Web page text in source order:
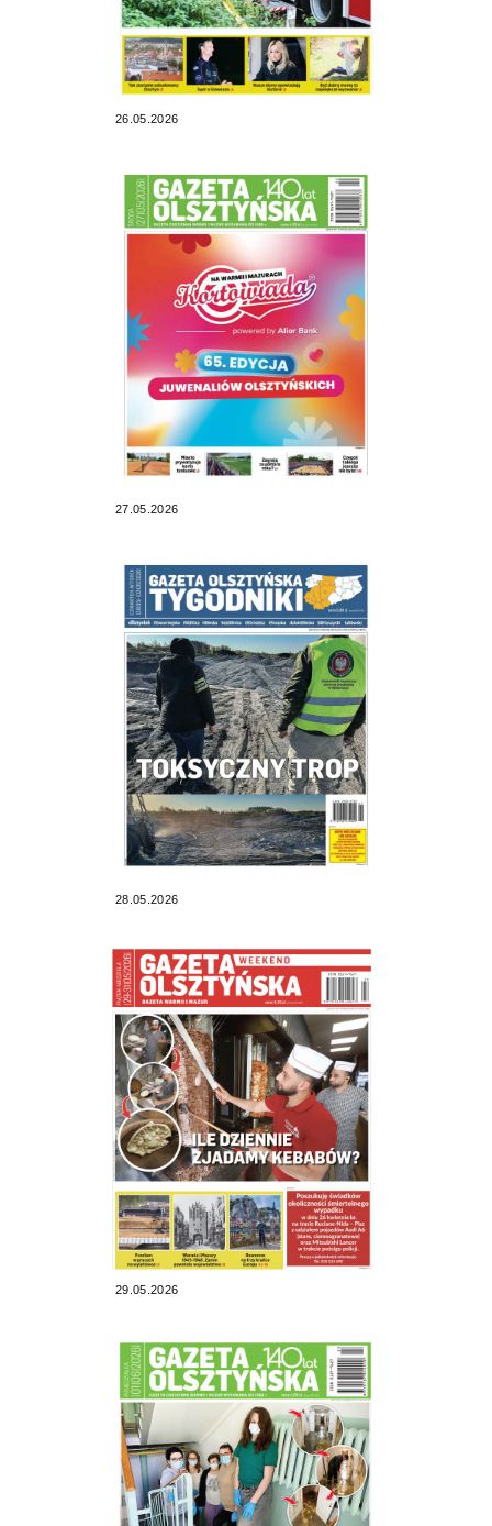
26.05.2026
27.05.2026
28.05.2026
29.05.2026